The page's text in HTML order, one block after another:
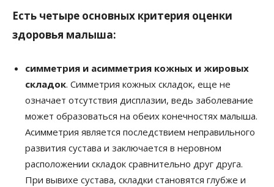
Есть четыре основных критерия оценки
здоровья малыша:
симметрия и асимметрия кожных и жировых
складок. Симметрия кожных складок, еще не
означает отсутствия дисплазии, ведь заболевание
может образоваться на обеих конечностях малыша.
Асимметрия является последствием неправильного
развития сустава и заключается в неровном
расположении складок сравнительно друг друга.
При вывихе сустава, складки становятся глубже и